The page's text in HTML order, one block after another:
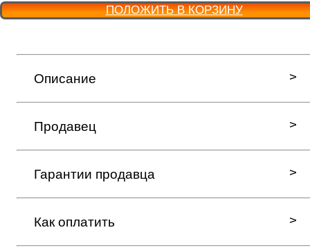
ПОЛОЖИТЬ В КОРЗИНУ
Описание
Продавец
Гарантии продавца
Как оплатить